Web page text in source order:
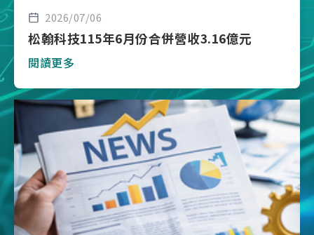
2026/07/06
松翰科技115年6月份合併營收3.16億元
閱讀更多